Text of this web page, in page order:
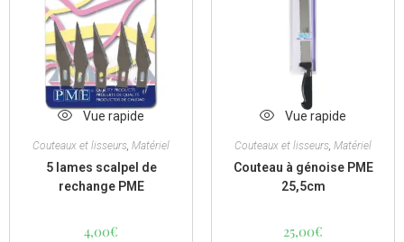
Vue rapide
Couteaux et lisseurs, Matériel
5 lames scalpel de
rechange PME
4,00€
Vue rapide
Couteaux et lisseurs, Matériel
Couteau à génoise PME
25,5cm
25,00€